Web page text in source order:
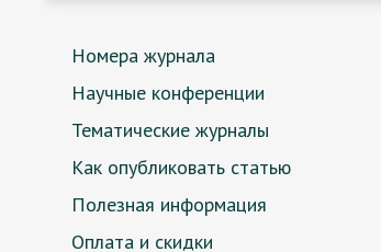
Номера журнала
Научные конференции
Тематические журналы
Как опубликовать статью
Полезная информация
Оплата и скидки